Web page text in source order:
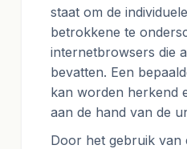
staat om de
betrokkene te
internetbrowsers die
bevatten. Een
kan worden herkend
aan de hand van de
Door het gebruik van